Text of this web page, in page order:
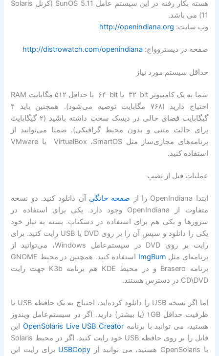
هسته بکار رفته در این سیستم عامل SunOS 5.11 (کرنل Solaris
11) می باشد.
وب سایت: http://openindiana.org
صفحه در دیستروواچ: http://distrowatch.com/openindiana
حداقل سیستم مورد نیاز
شما به یک کامپیوتر ‎ ۳۲-bit یا ‎ ۶۴-bit با حداقل ۵۱۲ مگابایت RAM
احتیاج دارید (۷۶۸ مگابایت توصیه می‌شود). همچنین باید ۴
گیگابایت فضای خالی در دیسک سخت داشته باشید (۲ گیگابایت
برای حالت متنی و بدون محیط گرافیکی). ضمنا می‌توانید از
برنامه‌های مجازی‌ساز مثل ‎ VirtualBox ،SmartOS یا VMware
استفاده کنید.
عملیات قبل از نصب
ابتدا OpenIndiana را از صفحه خانگی آن دانلود کنید. دو نسخه
متفاوت از OpenIndiana وجود دارد. یکی برای استفاده در
سرورها و یکی هم برای استفاده در دسکتاپ. بسته به نیاز خود
یکی را دانلود و سپس آن را بر روی DVD یا USB رایت کنید. برای
رایت بر روی DVD در سیستم‌عامل Windows، می‌توانید از
برنامه‌ای مثل ImgBurn
استفاده کنید. همچنین در محیط GNOME
برنامه Brasero و در محیط KDE هم برنامه K3b جهت رایت
CD\DVD در دسترس هستند.
اما اگر نسخه USB را دانلود کرده‌اید، احتیاج به یک حافظه USB با
ظرفیت حداقل ۱GB (یا بیشتر) دارید. اگر در سیستم‌عامل ویندوز
هستید، می توانید با برنامه OpenSolaris Live USB Creatorاین
فایل را بر روی حافظه USB خود رایت کنید. اگر در محیط Solaris
یا OpenSolaris هستید، می توانید از
USBCopy برای رایت این